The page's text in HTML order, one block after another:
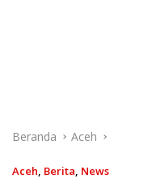
Beranda Aceh
Aceh, Berita, News